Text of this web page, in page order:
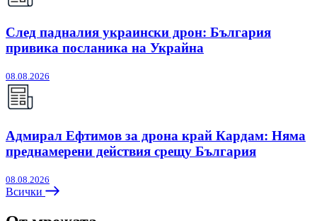
След падналия украински дрон: България
привика посланика на Украйна
08.08.2026
Адмирал Ефтимов за дрона край Кардам: Няма
преднамерени действия срещу България
08.08.2026
Всички